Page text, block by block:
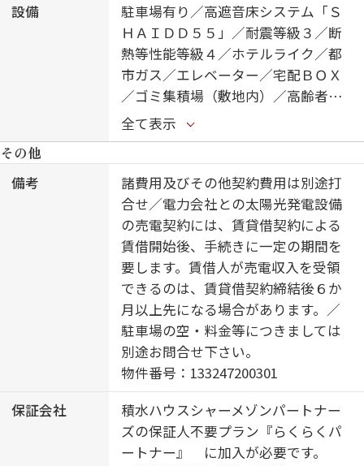
設備
駐車場有り／高遮音床システム「Ｓ
ＨＡＩＤＤ５５」／耐震等級３／断
熱等性能等級４／ホテルライク／都
市ガス／エレベーター／宅配ＢＯＸ
／ゴミ集積場（敷地内）／高齢者対
応可／ペット相談可（犬・猫可）／
駐輪場（屋根付き）／オートロック
／防犯カメラ／４Ｋ・８Ｋ対応／シ
ャーメゾンガーデンズ／ＬＧＢＴＱ
フレンドリー／ワークスペース／角
部屋／アクセントクロス／ピクチャ
ーレール／スライディングスクリー
ン／フローリング／複層ガラス／雨
戸（シャッタータイプ）／モニタ付
ドアホン／全身ミラー／間接照明／
ダウンライト／照明器具（ＬＥＤ）
／インターネット無料（Ｗｉ－Ｆｉ
対応）／防犯ガラス（合せガラス）
／ＩＯＴ対応／給湯箇所（浴室・台
所・洗面所）／エコジョーズ／給湯
器（追焚機能付）／太陽光発電／Ｚ
ＥＨ（ネット・ゼロ・エネルギー・
全て表示
その他
備考
諸費用及びその他契約費用は別途打
合せ／電力会社との太陽光発電設備
の売電契約には、賃貸借契約による
賃借開始後、手続きに一定の期間を
要します。賃借人が売電収入を受領
できるのは、賃貸借契約締結後６か
月以上先になる場合があります。／
駐車場の空・料金等につきましては
別途お問合せ下さい。
物件番号：133247200301
保証会社
積水ハウスシャーメゾンパートナー
ズの保証人不要プラン『らくらくパ
ートナー』 に加入が必要です。